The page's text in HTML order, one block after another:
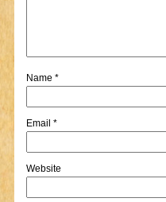
Name *
Email *
Website